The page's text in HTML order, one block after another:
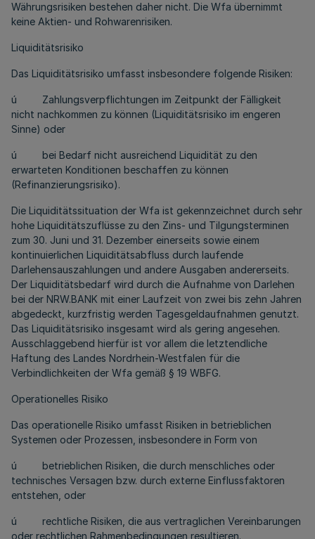
Währungsrisiken bestehen daher nicht. Die Wfa übernimmt
keine Aktien- und Rohwarenrisiken.
Liquiditätsrisiko
Das Liquiditätsrisiko umfasst insbesondere folgende Risiken:
ú Zahlungsverpflichtungen im Zeitpunkt der Fälligkeit
nicht nachkommen zu können (Liquiditätsrisiko im engeren
Sinne) oder
ú bei Bedarf nicht ausreichend Liquidität zu den
erwarteten Konditionen beschaffen zu können
(Refinanzierungsrisiko).
Die Liquiditätssituation der Wfa ist gekennzeichnet durch sehr
hohe Liquiditätszuflüsse zu den Zins- und Tilgungsterminen
zum 30. Juni und 31. Dezember einerseits sowie einem
kontinuierlichen Liquiditätsabfluss durch laufende
Darlehensauszahlungen und andere Ausgaben andererseits.
Der Liquiditätsbedarf wird durch die Aufnahme von Darlehen
bei der NRW.BANK mit einer Laufzeit von zwei bis zehn Jahren
abgedeckt, kurzfristig werden Tagesgeldaufnahmen genutzt.
Das Liquiditätsrisiko insgesamt wird als gering angesehen.
Ausschlaggebend hierfür ist vor allem die letztendliche
Haftung des Landes Nordrhein-Westfalen für die
Verbindlichkeiten der Wfa gemäß § 19 WBFG.
Operationelles Risiko
Das operationelle Risiko umfasst Risiken in betrieblichen
Systemen oder Prozessen, insbesondere in Form von
ú betrieblichen Risiken, die durch menschliches oder
technisches Versagen bzw. durch externe Einflussfaktoren
entstehen, oder
ú rechtliche Risiken, die aus vertraglichen Vereinbarungen
oder rechtlichen Rahmenbedingungen resultieren.